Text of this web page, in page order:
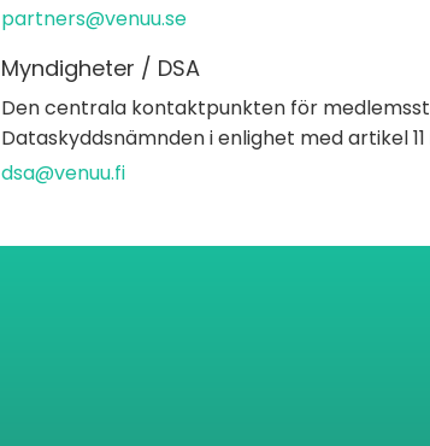
partners@venuu.se
Myndigheter / DSA
Den centrala kontaktpunkten för
Dataskyddsnämnden i enlighet med artikel
dsa@venuu.fi